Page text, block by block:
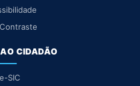
CIDADÃO
e-SIC